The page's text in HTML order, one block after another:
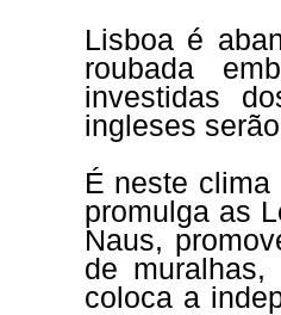
Lisboa é
roubada
investidas
ingleses
É neste
promulga as
Naus,
de
coloca a